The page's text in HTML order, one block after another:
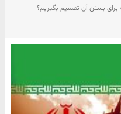
بستن آن تصمیم بگیریم؟